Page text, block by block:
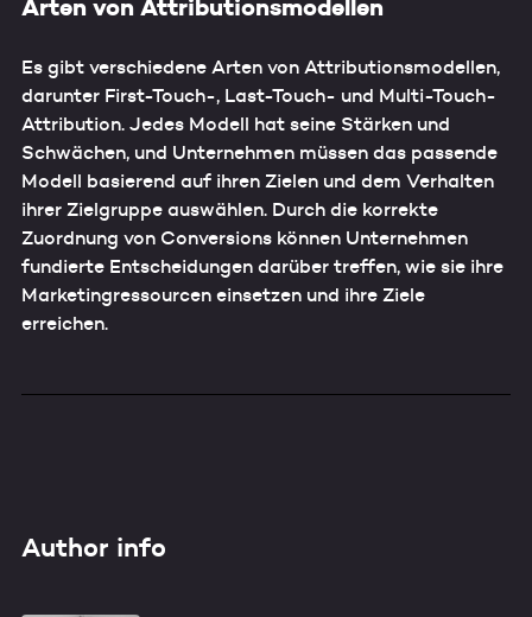
Arten von Attributionsmodellen
Es gibt verschiedene Arten von Attributionsmodellen,
darunter First-Touch-, Last-Touch- und Multi-Touch-
Attribution. Jedes Modell hat seine Stärken und
Schwächen, und Unternehmen müssen das passende
Modell basierend auf ihren Zielen und dem Verhalten
ihrer Zielgruppe auswählen. Durch die korrekte
Zuordnung von Conversions können Unternehmen
fundierte Entscheidungen darüber treffen, wie sie ihre
Marketingressourcen einsetzen und ihre Ziele
erreichen.
Author info